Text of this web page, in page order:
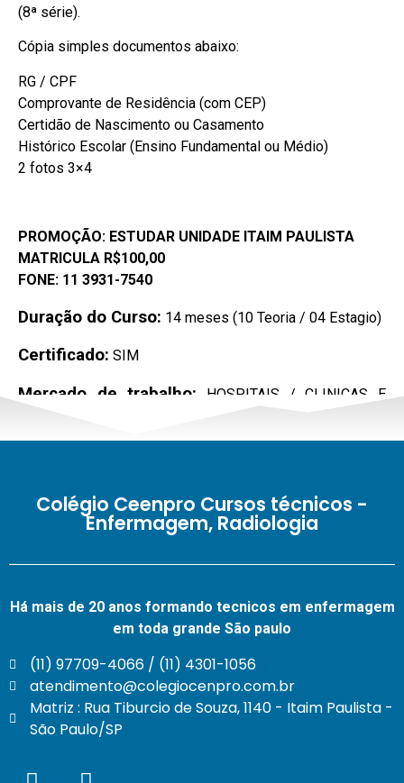
(8ª série).
Cópia simples documentos abaixo:
RG / CPF
Comprovante de Residência (com CEP)
Certidão de Nascimento ou Casamento
Histórico Escolar (Ensino Fundamental ou Médio)
2 fotos 3×4
PROMOÇÃO: ESTUDAR UNIDADE ITAIM PAULISTA
MATRICULA R$100,00
FONE: 11 3931-7540
Duração do Curso: 14 meses (10 Teoria / 04 Estagio)
Certificado: SIM
Mercado de trabalho:
HOSPITAIS / CLINICAS E
Colégio Ceenpro Cursos técnicos -
Enfermagem, Radiologia
Há mais de 20 anos formando tecnicos em enfermagem
em toda grande São paulo
(11) 97709-4066 / (11) 4301-1056
atendimento@colegiocenpro.com.br
Matriz : Rua Tiburcio de Souza, 1140 - Itaim Paulista -
São Paulo/SP